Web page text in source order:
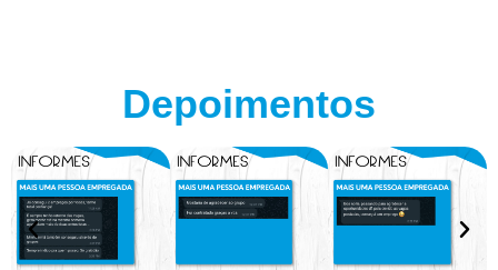
Depoimentos